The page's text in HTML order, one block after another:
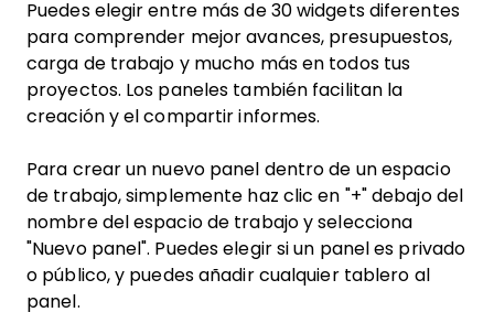
Puedes elegir entre más de 30 widgets diferentes
para comprender mejor avances, presupuestos,
carga de trabajo y mucho más en todos tus
proyectos. Los paneles también facilitan la
creación y el compartir informes.
Para crear un nuevo panel dentro de un espacio
de trabajo, simplemente haz clic en "+" debajo del
nombre del espacio de trabajo y selecciona
"Nuevo panel". Puedes elegir si un panel es privado
o público, y puedes añadir cualquier tablero al
panel.